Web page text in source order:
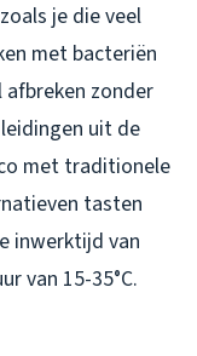
je die veel
met bacteriën
afbreken zonder
uit de
met traditionele
tasten
inwerktijd van
van 15-35°C.